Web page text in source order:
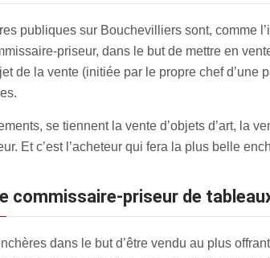
publiques sur Bouchevilliers sont, comme
priseur, dans le but de mettre en
de la vente (initiée par le propre chef
se tiennent la vente d’objets d’art, la
Et c’est l’acheteur qui fera la plus belle
commissaire-priseur de
dans le but d’être vendu au plus